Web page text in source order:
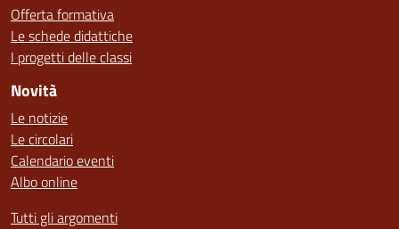
Offerta formativa
Le schede didattiche
I progetti delle classi
Novità
Le notizie
Le circolari
Calendario eventi
Albo online
Tutti gli argomenti